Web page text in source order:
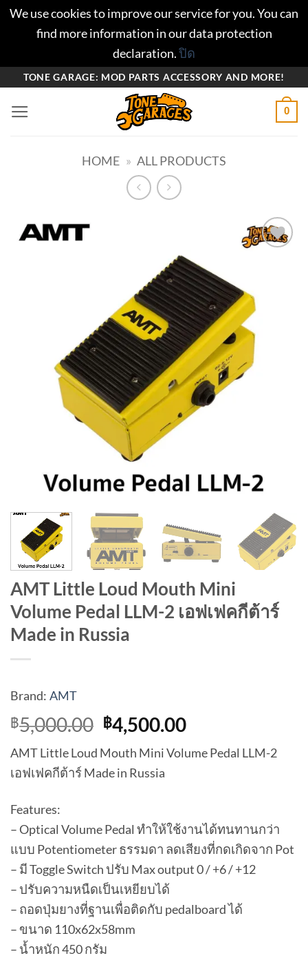
We use cookies to improve our service for you. You can
find more information in our data protection
declaration.ปิด
ยัง
TONE GARAGE: MOD PARTS ACCESSORY AND MORE!
0
HOME » ALL PRODUCTS
AMT Little Loud Mouth Mini
Volume Pedal LLM-2 เอฟเฟคกีต้าร์
Made in Russia
Brand: AMT
฿5,000.00 Original
price
was:
฿5,000.00.
฿4,500.00Current
is:
AMT Little Loud Mouth Mini Volume Pedal LLM-2
เอฟเฟคกีต้าร์ Made in Russia
Features:
– Optical Volume Pedal ทำให้ใช้งานได้ทนทานกว่า
แบบ Potentiometer ธรรมดา ลดเสียงที่กดเกิดจาก Pot
– มี Toggle Switch ปรับ Max output 0 / +6 / +12
– ปรับความหนืดเป็นเหยียบได้
– ถอดปุ่มยางที่ฐานเพื่อติดกับ pedalboard ได้
– ขนาด 110x62x58mm
– น้ำหนัก 450 กรัม